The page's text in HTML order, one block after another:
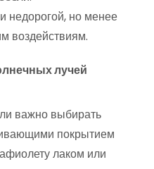
недорогой, но менее
воздействиям.
лучей
важно выбирать
покрытием
лаком или